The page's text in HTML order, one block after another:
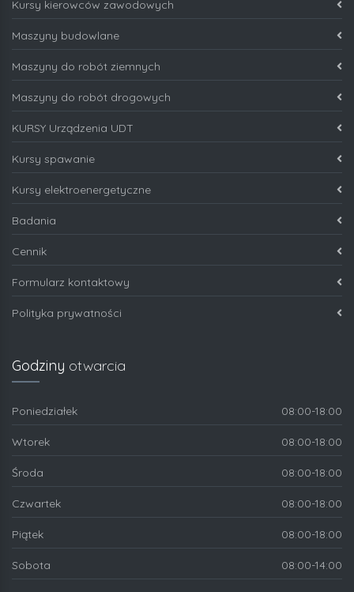
Kursy kierowców zawodowych
Maszyny budowlane
Maszyny do robót ziemnych
Maszyny do robót drogowych
KURSY Urządzenia UDT
Kursy spawanie
Kursy elektroenergetyczne
Badania
Cennik
Formularz kontaktowy
Polityka prywatności
Godziny otwarcia
Poniedziałek 08:00-18:00
Wtorek 08:00-18:00
Środa 08:00-18:00
Czwartek 08:00-18:00
Piątek 08:00-18:00
Sobota 08:00-14:00